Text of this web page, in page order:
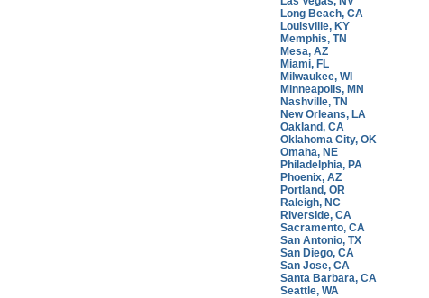
Long Beach, CA
Louisville, KY
Memphis, TN
Mesa, AZ
Miami, FL
Milwaukee, WI
Minneapolis, MN
Nashville, TN
New Orleans, LA
Oakland, CA
Oklahoma City, OK
Omaha, NE
Philadelphia, PA
Phoenix, AZ
Portland, OR
Raleigh, NC
Riverside, CA
Sacramento, CA
San Antonio, TX
San Diego, CA
San Jose, CA
Santa Barbara, CA
Seattle, WA